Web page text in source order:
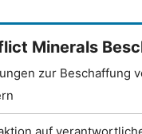
Minerals
zur Beschaffung